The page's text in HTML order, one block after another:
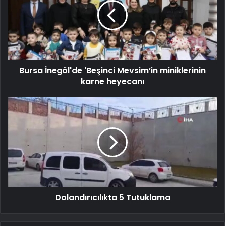
Bursa İnegöl'de 'Beşinci Mevsim’in miniklerinin
karne heyecanı
Dolandırıcılıkta 5 Tutuklama